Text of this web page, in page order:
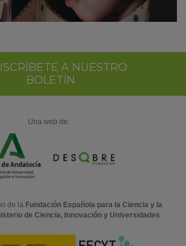
A NUESTRO
BOLETÍN
Una web de:
de la Fundación Española para la Ciencia y la
de Ciencia, Innovación y Universidades